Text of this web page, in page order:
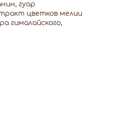
гуар
цветков мелии
гималайского,